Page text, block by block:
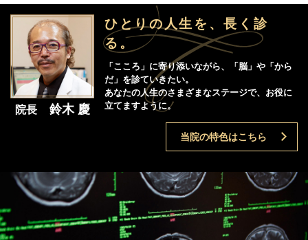
院長鈴木 慶
ひとりの人生を、長く診
る。
「こころ」に寄り添いながら、「脳」や「から
だ」を診ていきたい。
あなたの人生のさまざまなステージで、お役に
立てますように。
当院の特色はこちら